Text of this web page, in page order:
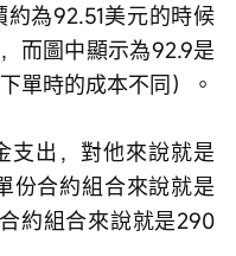
為92.51美元的時候
而圖中顯示為92.9是
單時的成本不同）。
支出，對他來說就是
份合約組合來說就是
約組合來說就是290